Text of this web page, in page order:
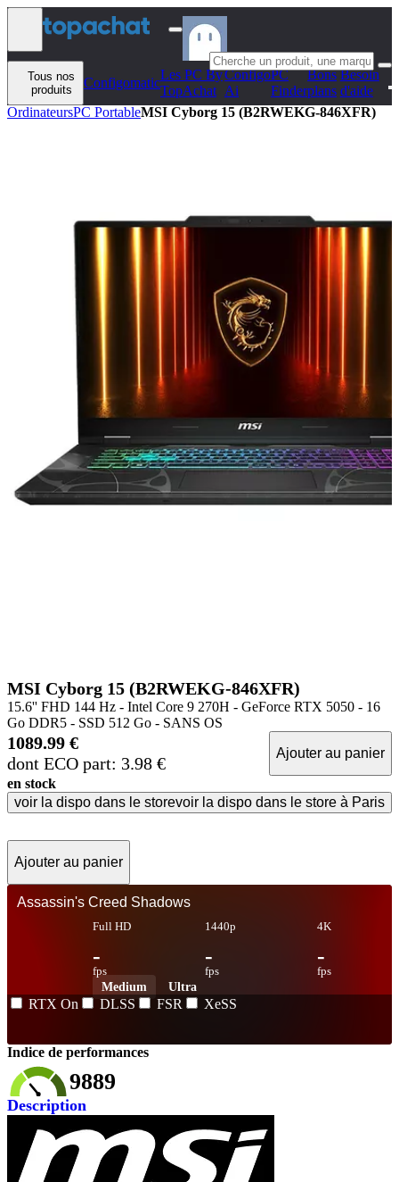
Aller au contenu
Tous nos
produits
Configomatic
Les PC By
TopAchat
Configo
Ai
PC
Finder
Bons
plans
Besoin
d'aide
OrdinateursPC PortableMSI Cyborg 15 (B2RWEKG-846XFR)
MSI Cyborg 15 (B2RWEKG-846XFR)
15.6'' FHD 144 Hz - Intel Core 9 270H - GeForce RTX 5050 - 16
Go DDR5 - SSD 512 Go - SANS OS
1089.99 €
dont ECO part: 3.98 €
Ajouter au panier
en stock
voir la dispo dans le storevoir la dispo dans le store à Paris
Ajouter au panier
Assassin's Creed Shadows
Full HD
-
fps
1440p
-
fps
4K
-
fps
Medium Ultra
RTX On DLSS FSR XeSS
Indice de performances
9889
Description